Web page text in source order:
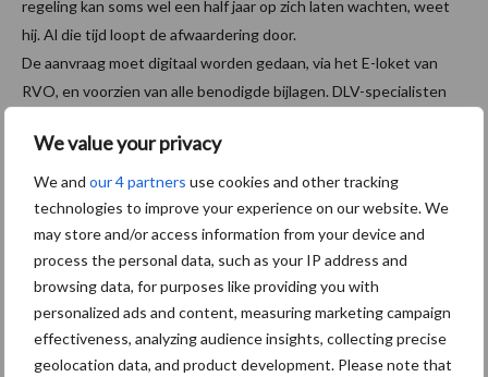
We value your privacy
We and our 4 partners use cookies and other tracking
technologies to improve your experience on our website. We
may store and/or access information from your device and
process the personal data, such as your IP address and
browsing data, for purposes like providing you with
personalized ads and content, measuring marketing campaign
effectiveness, analyzing audience insights, collecting precise
geolocation data, and product development. Please note that
regeling kan soms wel een half jaar op zich laten wachten, weet
hij. Al die tijd loopt de afwaardering door.
De aanvraag moet digitaal worden gedaan, via het E-loket van
RVO, en voorzien van alle benodigde bijlagen. DLV-specialisten
De vergoeding wordt door RVO in termijnen uitgekeerd.
Voorwaarden zijn dat de vergunning van het veehouderijbedrijf is
ingetrokken, de dierrechten zijn doorgehaald, de dieren en de
mest zijn afgevoerd en er een andere bestemming is
aangevraagd.
Vroeg in overleg met gemeente
“Nadat ze gestopt zijn met het bedrijf, willen de meeste